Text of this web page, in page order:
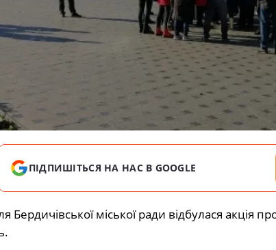
ПІДПИШІТЬСЯ НА НАС В GOOGLE
Бердичівської міської ради відбулася акція